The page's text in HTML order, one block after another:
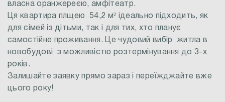
власна оранжереєю, амфітеатр.
Ця квартира плщею 54,2 м² ідеально підходить, як
для сімей із дітьми, так і для тих, хто планує
самостійне проживання. Це чудовий вибір житла в
новобудові з можливістю розтермінування до 3-х
років.
Залишайте заявку прямо зараз і переїжджайте вже
цього року!